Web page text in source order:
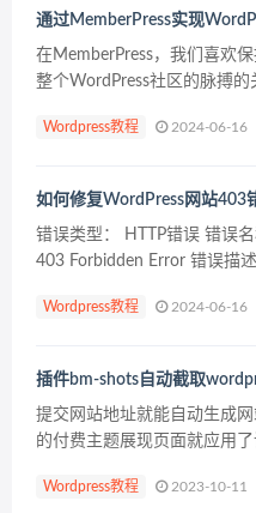
通过MemberPress实现
在MemberPress，我们喜欢
整个WordPress社区的脉搏
影响。 我们中的一些人正在...
Wordpress教程 2024-06-16
如何修复WordPress网站403
错误类型： HTTP错误 错误
403 Forbidden Error 错误描
Wordpress教程 2024-06-16
插件bm-shots自动截取
提交网站地址就能自动生成
的付费主题展现页面就应用
如用WP做博客展现网站，就
Wordpress教程 2023-10-11